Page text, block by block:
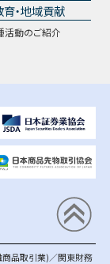
・地域貢献
活動のご紹介
品取引業)／関東財務